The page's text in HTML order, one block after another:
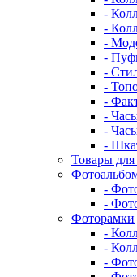
-
-
-
-
-
-
-
-
-
-
Товары для
-
-
Фоторамки
-
-
-